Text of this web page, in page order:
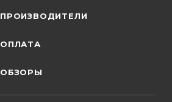
ПРОИЗВОДИТЕЛИ
ОПЛАТА
ОБЗОРЫ